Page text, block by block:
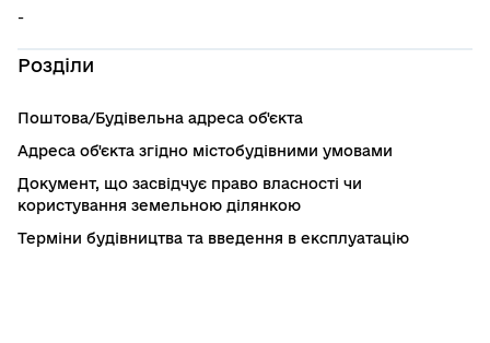
-
Розділи
Поштова/Будівельна адреса об'єкта
Адреса об'єкта згідно містобудівними умовами
Документ, що засвідчує право власності чи
користування земельною ділянкою
Терміни будівництва та введення в експлуатацію